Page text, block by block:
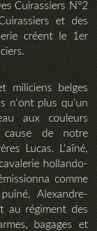
Cuirassiers N°2
et des
créent le 1er
miliciens belges
n'ont plus qu'un
aux couleurs
cause de notre
Lucas. L'aîné,
hollando-
comme
Alexandre-
au régiment des
bagages et